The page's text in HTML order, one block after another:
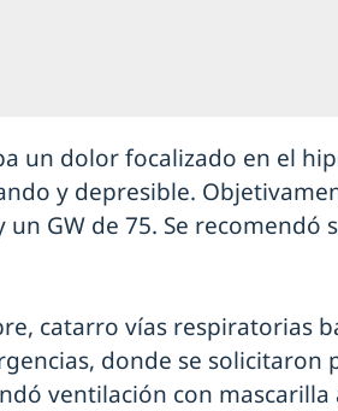
un dolor focalizado en el
y depresible.
un GW de 75. Se recomendó
catarro vías respiratorias
donde se solicitaron
ventilación con mascarilla